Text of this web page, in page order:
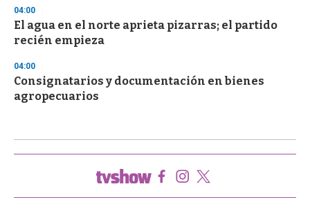
04:00
El agua en el norte aprieta pizarras; el partido
recién empieza
04:00
Consignatarios y documentación en bienes
agropecuarios